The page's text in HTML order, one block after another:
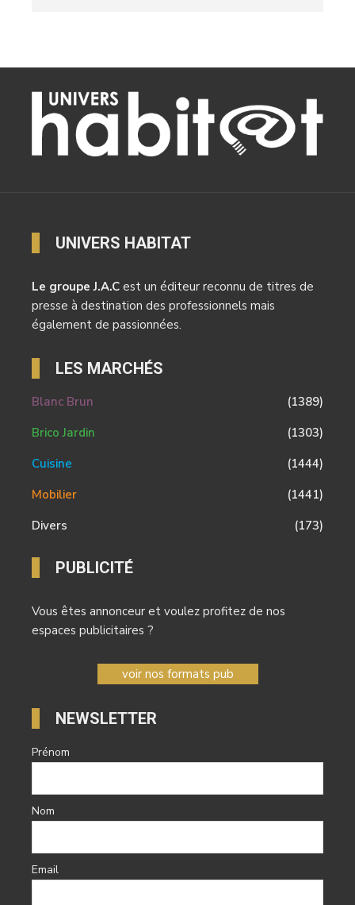
UNIVERS HABITAT
Le groupe J.A.C est un éditeur reconnu de titres de
presse à destination des professionnels mais
également de passionnées.
LES MARCHÉS
Blanc Brun
(1389)
Brico Jardin
(1303)
Cuisine
(1444)
Mobilier
(1441)
Divers
(173)
PUBLICITÉ
Vous êtes annonceur et voulez profitez de nos
espaces publicitaires ?
voir nos formats pub
NEWSLETTER
Prénom
Nom
Email